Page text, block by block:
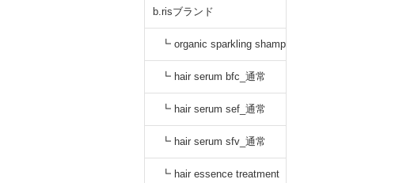
b.risブランド
┗ organic sparkling shamp
oo_通常
┗ hair serum bfc_通常
┗ hair serum sef_通常
┗ hair serum sfv_通常
┗ hair essence treatment